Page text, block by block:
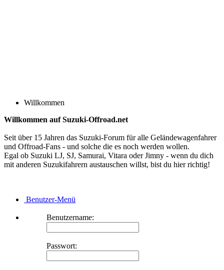
Willkommen
Willkommen auf Suzuki-Offroad.net
Seit über 15 Jahren das Suzuki-Forum für alle Geländewagenfahrer
und Offroad-Fans - und solche die es noch werden wollen.
Egal ob Suzuki LJ, SJ, Samurai, Vitara oder Jimny - wenn du dich
mit anderen Suzukifahrern austauschen willst, bist du hier richtig!
Benutzer-Menü
Benutzername:
Passwort: